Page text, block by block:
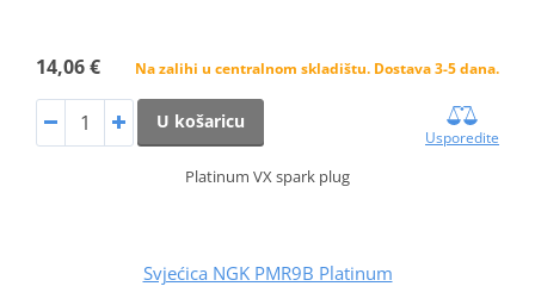
14,06 € Na zalihi u centralnom skladištu. Dostava 3-5 dana.
U košaricu
Usporedite
Platinum VX spark plug
Svjećica NGK PMR9B Platinum